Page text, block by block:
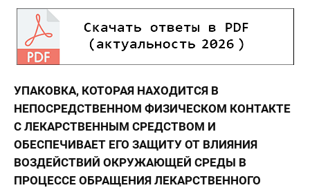
УПАКОВКА, КОТОРАЯ НАХОДИТСЯ В
НЕПОСРЕДСТВЕННОМ ФИЗИЧЕСКОМ КОНТАКТЕ
С ЛЕКАРСТВЕННЫМ СРЕДСТВОМ И
ОБЕСПЕЧИВАЕТ ЕГО ЗАЩИТУ ОТ ВЛИЯНИЯ
ВОЗДЕЙСТВИЙ ОКРУЖАЮЩЕЙ СРЕДЫ В
ПРОЦЕССЕ ОБРАЩЕНИЯ ЛЕКАРСТВЕННОГО